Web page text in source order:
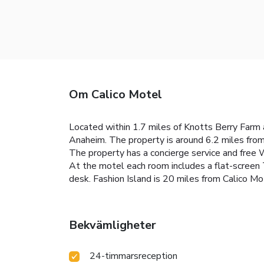
Om Calico Motel
Located within 1.7 miles of Knotts Berry
Anaheim. The property is around 6.2 miles
The property has a concierge service and
At the motel each room includes a flat-screen
desk. Fashion Island is 20 miles from Calico
Bekvämligheter
24-timmarsreception